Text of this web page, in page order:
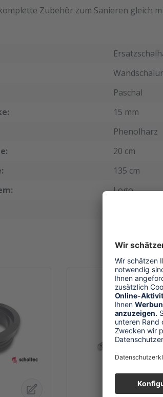
Zubehör zum Sanieren gleich
Paschal
15 mm
Phenolharz
20 cm
135 cm
Logo